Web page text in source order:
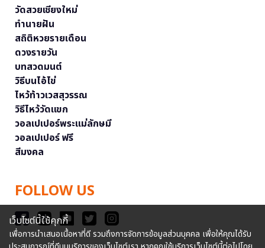
วัดสวยเชียงใหม่
ทำนายฝัน
สถิติหวยรายเดือน
ดวงรายวัน
บทสวดมนต์
วิธีบนไอ้ไข่
ไหว้ท้าวเวสสุวรรณ
วิธีไหว้วัดแขก
วอลเปเปอร์พระแม่ลักษมี
วอลเปเปอร์ ฟรี
สีมงคล
FOLLOW US
เว็บไซต์นี้ใช้คุกกี้
เพื่อการนำเสนอเนื้อหาที่ดี รวมถึงการจัดการข้อมูลส่วนบุคคล เพื่อให้คุณได้รับ